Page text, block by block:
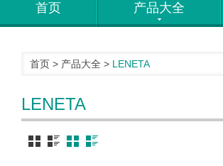
首页 产品大全
首页 > 产品大全 > LENETA
LENETA